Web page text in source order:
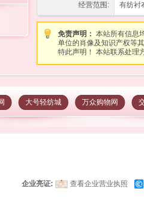
经营范围: 有纺衬
免责声明： 本站所有信息
单位的肖像及知识产权等
特此声明！ 本站联系处理
大号轻纺城 万众购物网
企业亮证: 查看企业营业执照